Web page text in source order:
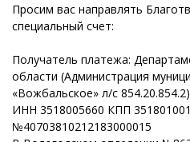
Просим вас направлять
специальный счет:
Получатель платежа:
области (Администрация
«Вожбальское» л/с 854.20.854.2)
ИНН 3518005660 КПП
№40703810212183000015